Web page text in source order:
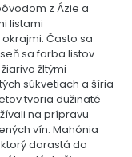
z Ázie a
listami
Často sa
sa farba listov
žltými
súkvetiach a šíria
tvoria dužinaté
na prípravu
vín. Mahónia
ktorý dorastá do